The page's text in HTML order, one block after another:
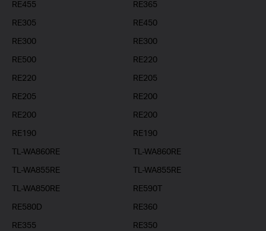
RE455
RE365
RE305
RE450
RE300
RE300
RE500
RE220
RE220
RE205
RE205
RE200
RE200
RE200
RE190
RE190
TL-WA860RE
TL-WA860RE
TL-WA855RE
TL-WA855RE
TL-WA850RE
RE590T
RE580D
RE360
RE355
RE350